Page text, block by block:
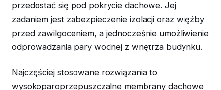
przedostać się pod pokrycie dachowe. Jej
zadaniem jest zabezpieczenie izolacji oraz więźby
przed zawilgoceniem, a jednocześnie umożliwienie
odprowadzania pary wodnej z wnętrza budynku.
Najczęściej stosowane rozwiązania to
wysokoparoprzepuszczalne membrany dachowe